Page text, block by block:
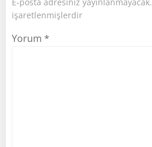
işaretlenmişlerdir
Yorum *